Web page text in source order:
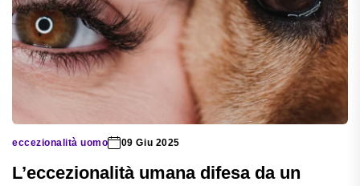
eccezionalità uomo 09 Giu 2025
L’eccezionalità umana difesa da un